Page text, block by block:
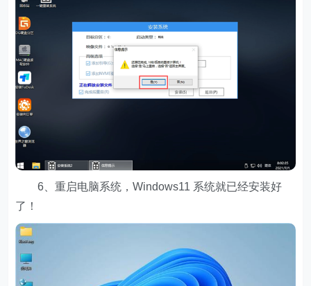
6、重启电脑系统，Windows11 系统就已经安装好
了！